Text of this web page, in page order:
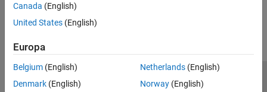
Applications
Network Access
Bag File Logging and Analysis
Specialized Messages
Node Generation and Deployment
Canada (English)
United States (English)
Europa
Belgium (English)
Denmark (English)
Netherlands(English)
Norway(English)
Centro di fiducia
Informativa sulla privacy